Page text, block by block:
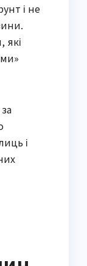
і не
які
і